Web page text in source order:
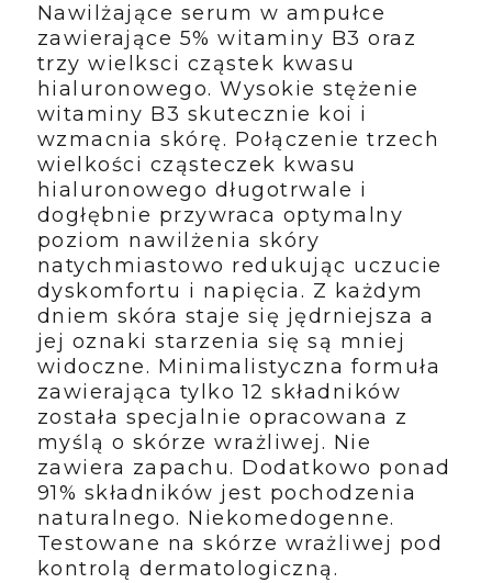
Nawilżające serum w ampułce
zawierające 5% witaminy B3 oraz
trzy wielksci cząstek kwasu
hialuronowego. Wysokie stężenie
witaminy B3 skutecznie koi i
wzmacnia skórę. Połączenie trzech
wielkości cząsteczek kwasu
hialuronowego długotrwale i
dogłębnie przywraca optymalny
poziom nawilżenia skóry
natychmiastowo redukując uczucie
dyskomfortu i napięcia. Z każdym
dniem skóra staje się jędrniejsza a
jej oznaki starzenia się są mniej
widoczne. Minimalistyczna formuła
zawierająca tylko 12 składników
została specjalnie opracowana z
myślą o skórze wrażliwej. Nie
zawiera zapachu. Dodatkowo ponad
91% składników jest pochodzenia
naturalnego. Niekomedogenne.
Testowane na skórze wrażliwej pod
kontrolą dermatologiczną.